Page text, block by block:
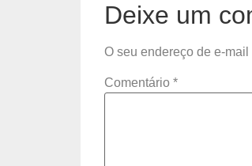
Deixe um
O seu endereço de e-
Comentário *